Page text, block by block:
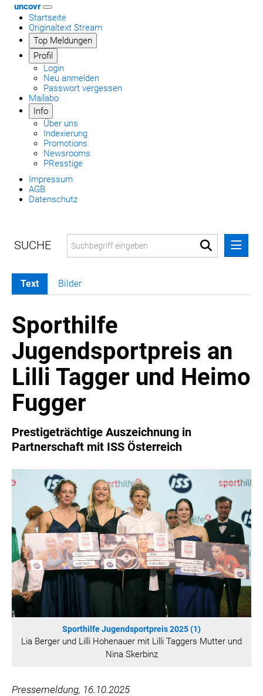
uncovr
Startseite
Originaltext Stream
Top Meldungen
Profil
Login
Neu anmelden
Passwort vergessen
Mailabo
Info
Über uns
Indexierung
Promotions
Newsrooms
PResstige
Impressum
AGB
Datenschutz
MELDUNGEN
COCA-COLA
COCA-COLA HBC ÖSTERREICH
RÖMERQUELLE
ÖSTERREICHISCHE SPORTHILFE
KESCH
BARFLY'S CLUB
SPORTS MEDIA AUSTRIA
CULINARIUS
VIER HOCH VIER
HANNERSBERG
WILHELM-EXNER-MEDAILLEN STIFTUNG
ADMIRAL SPORTWETTEN
EWP RECYCLING PFAND ÖSTERREICH
ANNEMARIE CHARITY
IMPERIAL MARKETS
SPECIAL OLYMPICS ÖSTERREICH
LOGOS
Text Bilder
Sporthilfe
Jugendsportpreis an
Lilli Tagger und Heimo
Fugger
Prestigeträchtige Auszeichnung in
Partnerschaft mit ISS Österreich
Sporthilfe Jugendsportpreis 2025 (1)
Lia Berger und Lilli Hohenauer mit Lilli Taggers Mutter und
Nina Skerbinz
Pressemeldung, 16.10.2025